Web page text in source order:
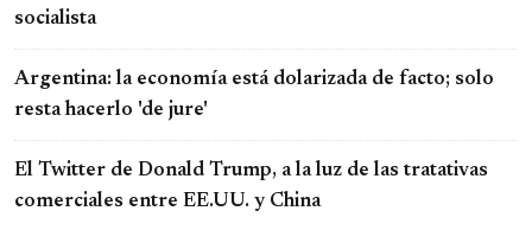
socialista
Argentina: la economía está dolarizada de facto; solo
resta hacerlo 'de jure'
El Twitter de Donald Trump, a la luz de las tratativas
comerciales entre EE.UU. y China